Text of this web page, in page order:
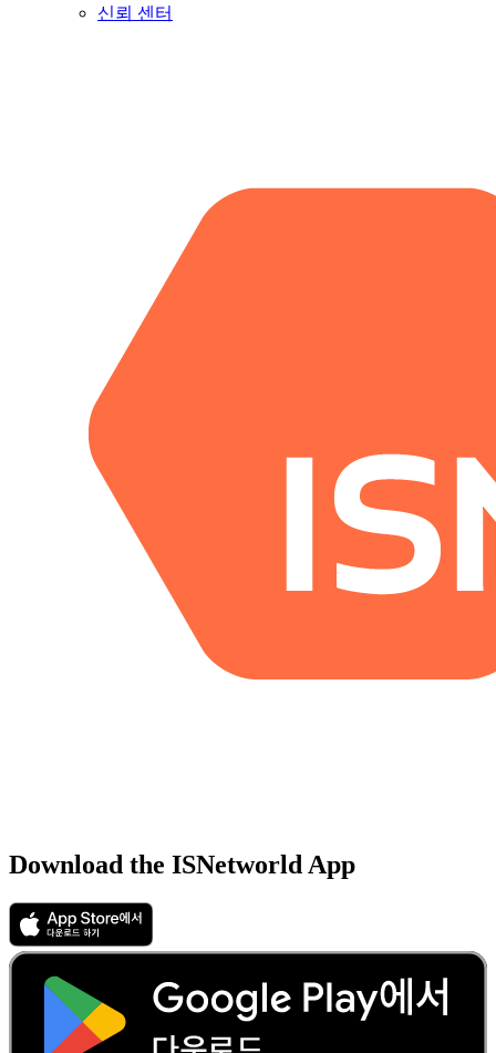
신뢰 센터
Download the ISNetworld App